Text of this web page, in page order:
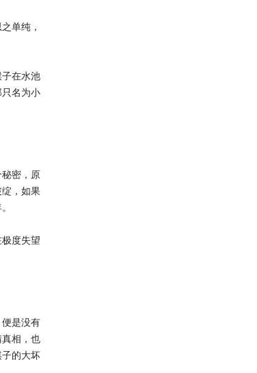
单纯，
在水池
名为小
密，原
，如果
度失望
是没有
相，也
的大坏